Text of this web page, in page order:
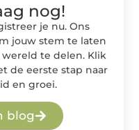
nog!
je nu. Ons
jouw stem te laten
te delen. Klik
de eerste stap naar
en groei.
blog